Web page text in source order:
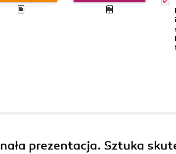
prezentacja. Sztuka